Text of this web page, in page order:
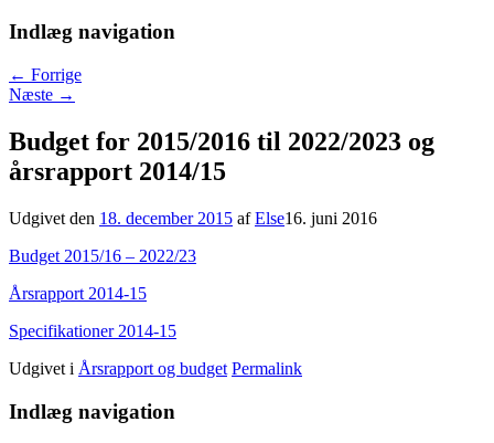
Indlæg navigation
← Forrige
Næste →
Budget for 2015/2016 til 2022/2023 og
årsrapport 2014/15
Udgivet den 18. december 2015 afElse16. juni 2016
Budget 2015/16 – 2022/23
Årsrapport 2014-15
Specifikationer 2014-15
Udgivet i Årsrapport og budget Permalink
Indlæg navigation